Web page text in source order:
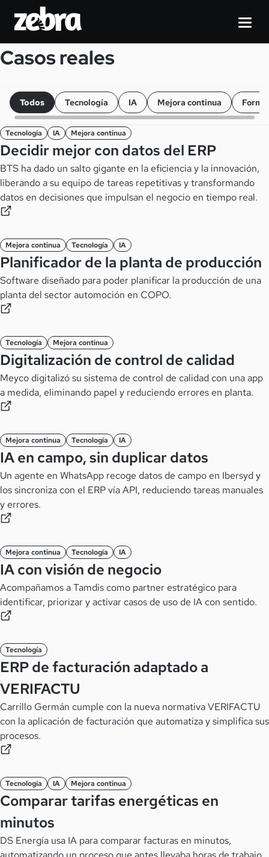
Casos reales
Todos Tecnología IA Mejora continua
Tecnología IA Mejora continua
Decidir mejor con datos del ERP
BTS ha dado un salto gigante en la eficiencia y la innovación,
liberando a su equipo de tareas repetitivas y transformando
datos en decisiones que impulsan el negocio en tiempo real.
Mejora continua Tecnología IA
Planificador de la planta de producción
Software diseñado para poder planificar la producción de una
planta del sector automoción en COPO.
Tecnología Mejora continua
Digitalización de control de calidad
Meyco digitalizó su sistema de control de calidad con una app
a medida, eliminando papel y reduciendo errores en planta.
Mejora continua Tecnología IA
IA en campo, sin duplicar datos
Un agente en WhatsApp recoge datos de campo en Ibersyd y
los sincroniza con el ERP vía API, reduciendo tareas manuales
y errores.
Mejora continua Tecnología IA
IA con visión de negocio
Acompañamos a Tamdis como partner estratégico para
identificar, priorizar y activar casos de uso de IA con sentido.
Tecnología
ERP de facturación adaptado a
VERIFACTU
Carrillo Germán cumple con la nueva normativa VERIFACTU
con la aplicación de facturación que automatiza y simplifica sus
procesos.
Tecnología IA Mejora continua
Comparar tarifas energéticas en
minutos
DS Energía usa IA para comparar facturas en minutos,